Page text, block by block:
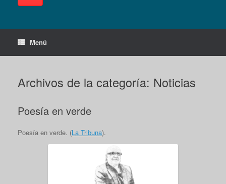
Menú
Archivos de la categoría: Noticias
Poesía en verde
Poesía en verde. (La Tribuna).